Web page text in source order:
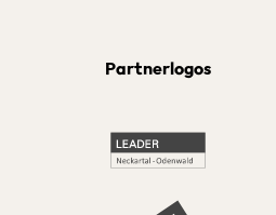
Partnerlogos